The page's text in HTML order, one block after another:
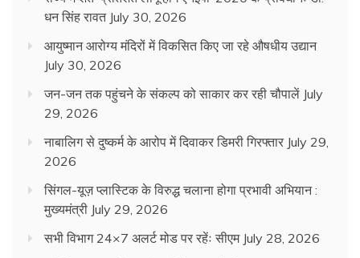
धन सिंह रावत July 30, 2026
आयुष्मान आरोग्य मंदिरों में विकसित किए जा रहे औषधीय उद्यान
July 30, 2026
जन-जन तक पहुंचने के संकल्प को साकार कर रही चौपालें July
29, 2026
नाबालिग से दुष्कर्म के आरोप में दिवाकर डिमरी गिरफ्तार July 29,
2026
सिंगल-यूज़ प्लास्टिक के विरुद्ध चलाना होगा प्रभावी अभियान :
मुख्यमंत्री July 29, 2026
सभी विभाग 24×7 अलर्ट मोड पर रहेंः सीएम July 28, 2026